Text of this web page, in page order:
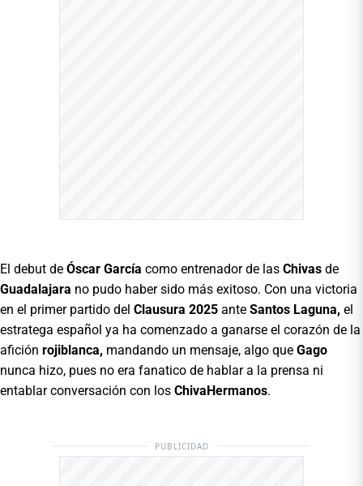
El debut de Óscar García como entrenador de las Chivas de
Guadalajara no pudo haber sido más exitoso. Con una victoria
en el primer partido del Clausura 2025 ante Santos Laguna, el
estratega español ya ha comenzado a ganarse el corazón de la
afición rojiblanca, mandando un mensaje, algo que Gago
nunca hizo, pues no era fanatico de hablar a la prensa ni
entablar conversación con los ChivaHermanos.
PUBLICIDAD